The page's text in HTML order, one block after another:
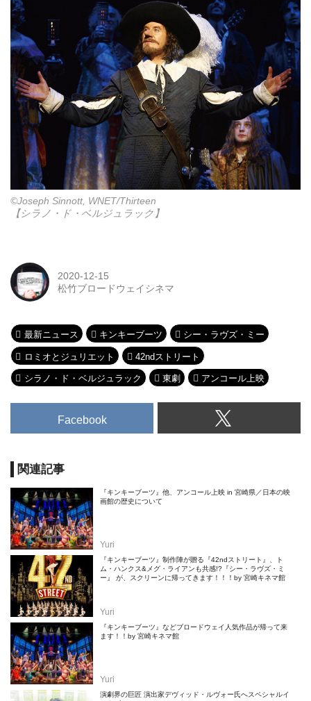
©Joseph Sinnott, WNET/Thirteen
【シラノ・ド・ベルジュラック】
2020-12-15
松竹ブロードウェイシネマ
最新ニュース キンキーブーツ シー・ラヴズ・ミー
ロミオとジュリエット 42ndストリート
シラノ・ド・ベルジュラック 東劇 アンコール上映
Facebook
関連記事
『キンキーブーツ』他、アンコール上映 in 宮崎県／日本の映
画館の歴史について
Yuri
『キンキーブーツ』制作陣が贈る『42ndストリート』、ト
ム・ハンクス&メグ・ライアンも共感!?『シー・ラヴズ・ミ
ー』 が、スクリーンに帰ってきます！！！by 宮崎キネマ館
Yuri
『キンキーブーツ』などブロードウェイ人気作品が帰って来
ます！！by 宮崎キネマ館
Yuri
演劇界の巨匠 演出家デヴィッド・ルヴォー氏へスペシャルイ